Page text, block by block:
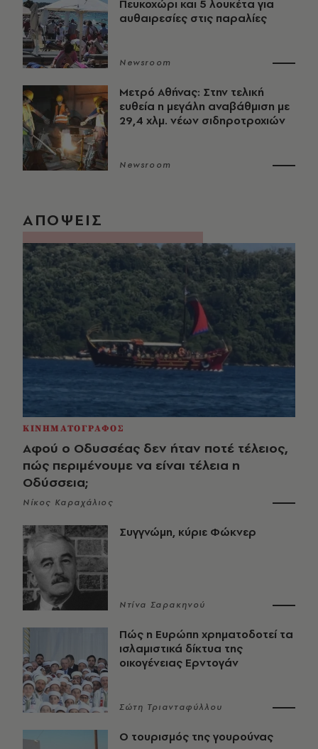
Πευκοχώρι και 5 λουκέτα για
αυθαιρεσίες στις παραλίες
Newsroom
Μετρό Αθήνας: Στην τελική
ευθεία η μεγάλη αναβάθμιση με
29,4 χλμ. νέων σιδηροτροχιών
Newsroom
ΑΠΟΨΕΙΣ
ΚΙΝΗΜΑΤΟΓΡΑΦΟΣ
Αφού ο Οδυσσέας δεν ήταν ποτέ τέλειος,
πώς περιμένουμε να είναι τέλεια η
Οδύσσεια;
Νίκος Καραχάλιος
Συγγνώμη, κύριε Φώκνερ
Ντίνα Σαρακηνού
Πώς η Ευρώπη χρηματοδοτεί τα
ισλαμιστικά δίκτυα της
οικογένειας Ερντογάν
Σώτη Τριανταφύλλου
Ο τουρισμός της γουρούνας